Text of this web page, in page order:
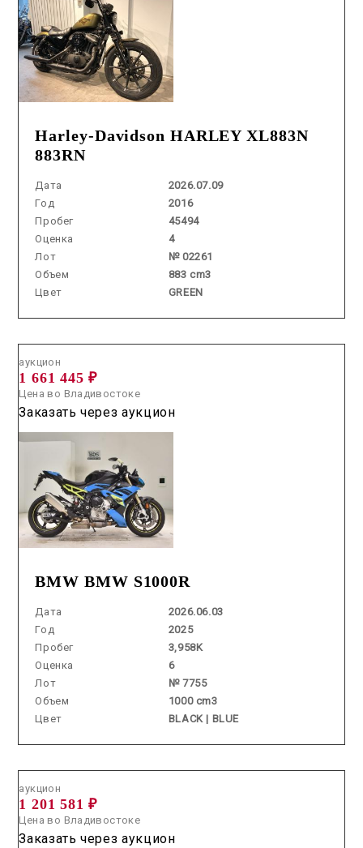
Harley-Davidson HARLEY XL883N
883RN
Дата
2026.07.09
Год
2016
Пробег
45494
Оценка
4
Лот
№ 02261
Объем
883 cm3
Цвет
GREEN
BMW BMW S1000R
Дата
2026.06.03
Год
2025
Пробег
3,958K
Оценка
6
Лот
№ 7755
Объем
1000 cm3
Цвет
BLACK | BLUE
аукцион
1 661 445 ₽
Цена во Владивостоке
Заказать через аукцион
аукцион
1 201 581 ₽
Цена во Владивостоке
Заказать через аукцион